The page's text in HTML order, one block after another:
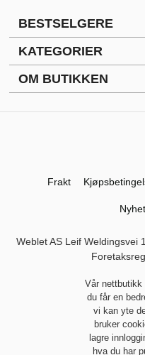
BESTSELGERE
KATEGORIER
OM BUTIKKEN
Frakt
Weblet AS Leif Weldingsvei
Vår
du får en
vi kan yte
bruker
lagre
hva du har